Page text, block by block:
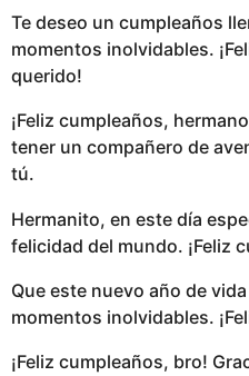
Te deseo un cumpleaños
momentos inolvidables.
querido!
¡Feliz cumpleaños,
tener un compañero de
tú.
Hermanito, en este día
felicidad del mundo. ¡Feliz
Que este nuevo año de
momentos inolvidables.
¡Feliz cumpleaños, bro!